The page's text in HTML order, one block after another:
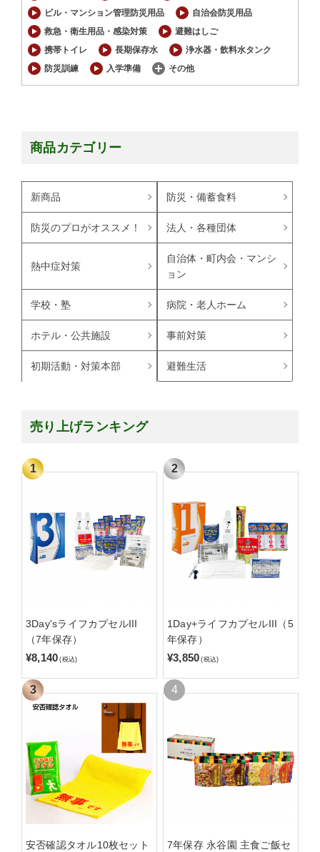
ビル・マンション管理防災用品
自治会防災用品
救急・衛生用品・感染対策
避難はしご
携帯トイレ
長期保存水
浄水器・飲料水タンク
防災訓練
入学準備 その他
商品カテゴリー
新商品 防災・備蓄食料
防災のプロがオススメ！ 法人・各種団体
熱中症対策
自治体・町内会・マンシ
ョン
学校・塾 病院・老人ホーム
ホテル・公共施設 事前対策
初期活動・対策本部 避難生活
売り上げランキング
3Day'sライフカプセルIII
（7年保存）
¥8,140 (税込)
1Day+ライフカプセルIII（5
年保存）
¥3,850 (税込)
安否確認タオル10枚セット
7年保存 永谷園 主食ご飯セ